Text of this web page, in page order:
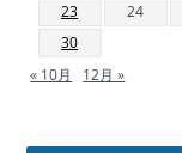
23
24
30
« 10月
12月 »